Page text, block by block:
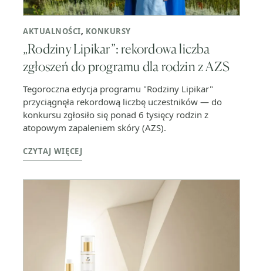
AKTUALNOŚCI, KONKURSY
„Rodziny Lipikar”: rekordowa liczba
zgłoszeń do programu dla rodzin z AZS
Tegoroczna edycja programu "Rodziny Lipikar"
przyciągnęła rekordową liczbę uczestników — do
konkursu zgłosiło się ponad 6 tysięcy rodzin z
atopowym zapaleniem skóry (AZS).
CZYTAJ WIĘCEJ